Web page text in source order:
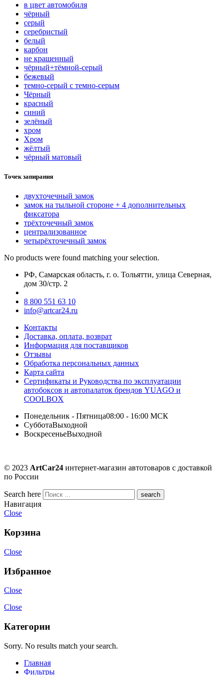
в цвет автомобиля
чёрный
серый
серебристый
белый
карбон
нe кpaшeнный
чёрный+тёмной-серый
бежевый
темно-серый с темно-серым
Чёрный
красный
синий
зелёный
хром
Хром
жёлтый
чёрный матовый
Точек запирания
двухточечный замок
замок на тыльной стороне + 4 дополнительных
фиксатора
трёхточечный замок
централизованное
четырёхточечный замок
No products were found matching your selection.
РФ, Самарская область, г. о. Тольятти, улица Северная,
дом 30/стр. 2
8 800 551 63 10
info@artcar24.ru
Контакты
Доставка, оплата, возврат
Информация для поставщиков
Отзывы
Обработка персональных данных
Карта сайта
Сертификаты и Руководства по эксплуатации
автобоксов и автопалаток брендов YUAGO и
COOLBOX
Понедельник - Пятница08:00 - 16:00 МСК
СубботаВыходной
ВоскресеньеВыходной
© 2023 ArtCar24 интернет-магазин автотоваров с доставкой
по России
Search here
Навигация
Close
Корзина
Close
Избранное
Close
Close
Категории
Sorry. No results match your search.
Главная
Фильтры